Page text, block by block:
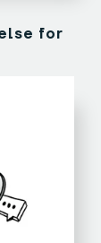
for